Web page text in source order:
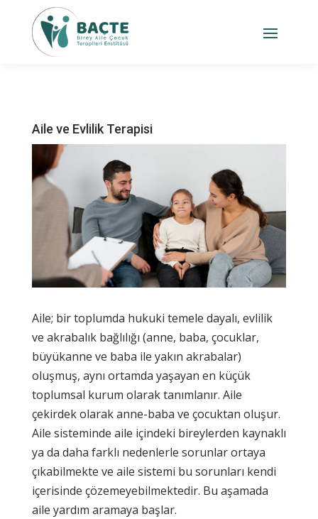
Aile ve Evlilik Terapisi
Aile; bir toplumda hukuki temele dayalı, evlilik
ve akrabalık bağlılığı (anne, baba, çocuklar,
büyükanne ve baba ile yakın akrabalar)
oluşmuş, aynı ortamda yaşayan en küçük
toplumsal kurum olarak tanımlanır. Aile
çekirdek olarak anne-baba ve çocuktan oluşur.
Aile sisteminde aile içindeki bireylerden kaynaklı
ya da daha farklı nedenlerle sorunlar ortaya
çıkabilmekte ve aile sistemi bu sorunları kendi
içerisinde çözemeyebilmektedir. Bu aşamada
aile yardım aramaya başlar.